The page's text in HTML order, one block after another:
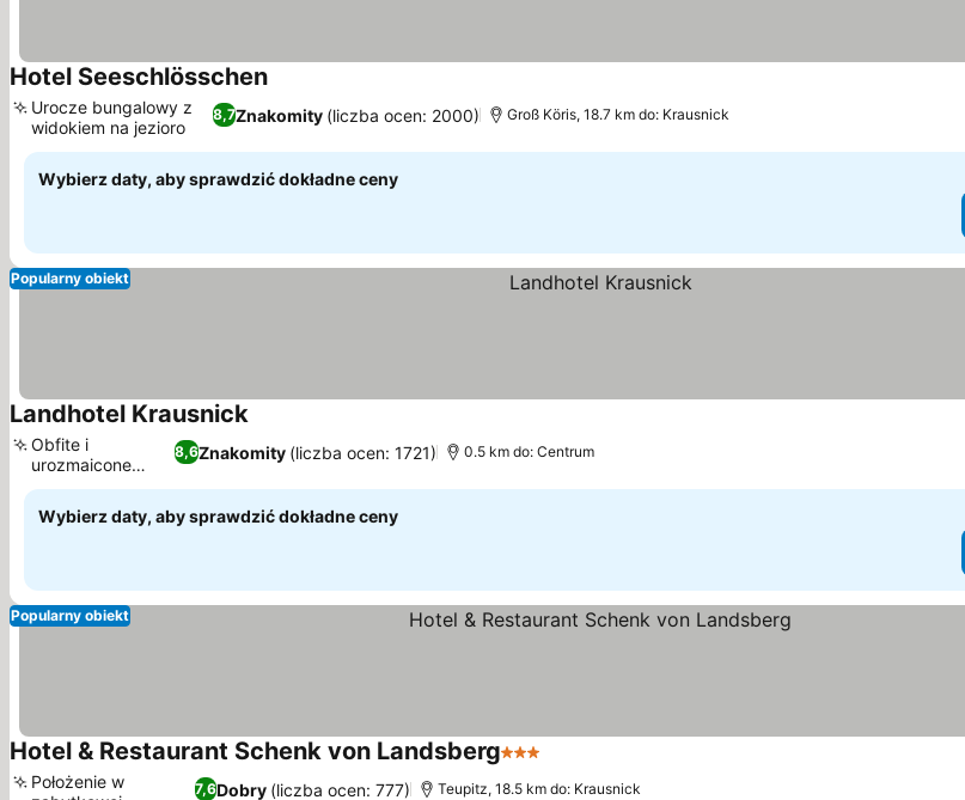
Hotel Seeschlösschen
8,7Znakomity (liczba ocen: 2000)
Urocze bungalowy z
widokiem na jezioro
Groß Köris, 18.7 km do: Krausnick
Wybierz daty, aby sprawdzić dokładne ceny
Popularny obiekt
Landhotel Krausnick
8,6Znakomity (liczba ocen: 1721)
Obfite i
urozmaicone
śniadanie
0.5 km do: Centrum
Wybierz daty, aby sprawdzić dokładne ceny
Popularny obiekt
Hotel & Restaurant Schenk von Landsberg3 Kategoria
7,6Dobry (liczba ocen: 777)
Położenie w
Teupitz, 18.5 km do: Krausnick